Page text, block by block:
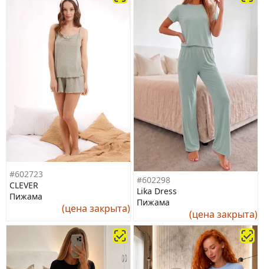
#602723
CLEVER
Пижама
(цена закрыта)
#602298
Lika Dress
Пижама
(цена закрыта)